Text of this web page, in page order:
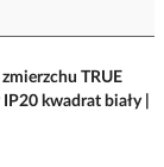
TRUE
kwadrat biały |